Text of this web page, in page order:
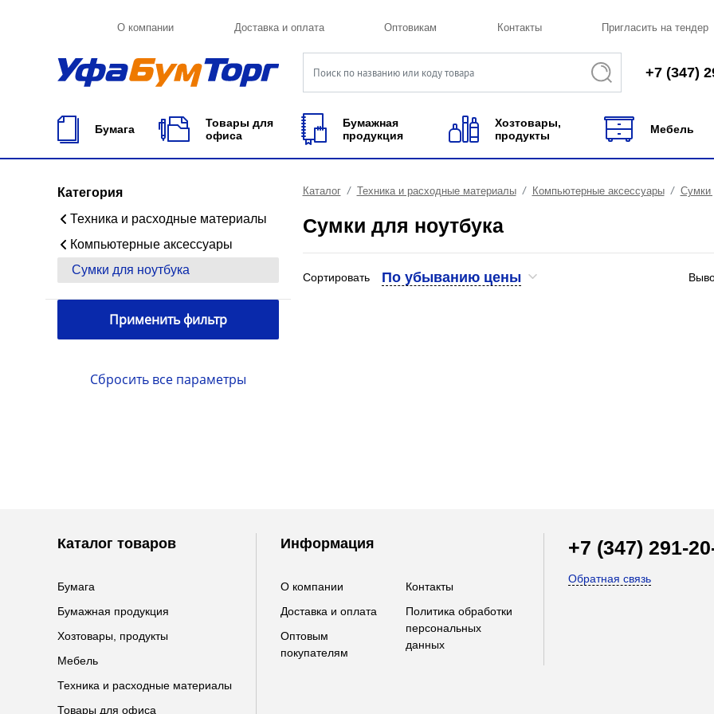
О компании Доставка и оплата Оптовикам Контакты Пригласить на тендер
+7 (347)
Бумага
Товары для
офиса
Бумажная
продукция
Хозтовары,
продукты
Мебель
Категория
Техника и расходные материалы
Компьютерные аксессуары
Сумки для ноутбука
Каталог Техника и расходные материалы Компьютерные аксессуары Сумки
Сумки для ноутбука
Сортировать По убыванию цены
Каталог товаров
Бумага
Бумажная продукция
Хозтовары, продукты
Мебель
Техника и расходные материалы
Товары для офиса
Информация
О компании
Доставка и оплата
Оптовым
покупателям
Контакты
Политика обработки
персональных
данных
+7 (347) 291-
Обратная связь